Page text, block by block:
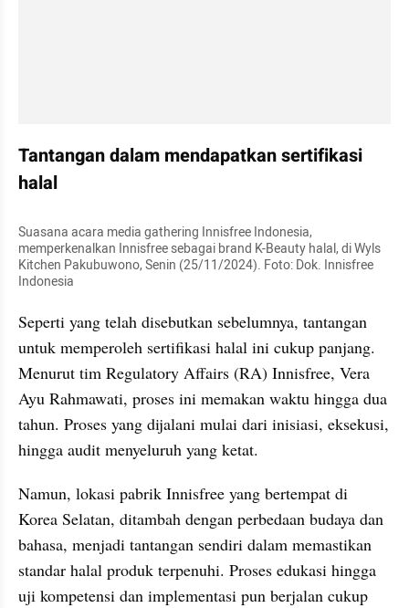
Tantangan dalam mendapatkan sertifikasi
halal
Suasana acara media gathering Innisfree Indonesia,
memperkenalkan Innisfree sebagai brand K-Beauty halal, di Wyls
Kitchen Pakubuwono, Senin (25/11/2024). Foto: Dok. Innisfree
Indonesia
Seperti yang telah disebutkan sebelumnya, tantangan
untuk memperoleh sertifikasi halal ini cukup panjang.
Menurut tim Regulatory Affairs (RA) Innisfree, Vera
Ayu Rahmawati, proses ini memakan waktu hingga dua
tahun. Proses yang dijalani mulai dari inisiasi, eksekusi,
hingga audit menyeluruh yang ketat.
Namun, lokasi pabrik Innisfree yang bertempat di
Korea Selatan, ditambah dengan perbedaan budaya dan
bahasa, menjadi tantangan sendiri dalam memastikan
standar halal produk terpenuhi. Proses edukasi hingga
uji kompetensi dan implementasi pun berjalan cukup